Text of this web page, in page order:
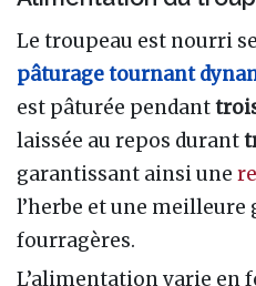
Le troupeau est nourri
pâturage tournant
est pâturée pendant
laissée au repos durant
garantissant ainsi une
l’herbe et une meilleure
fourragères.
L’alimentation varie en